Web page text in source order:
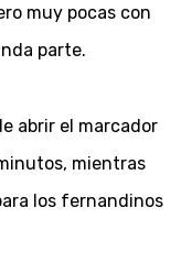
muy pocas con
parte.
abrir el marcador
mientras
los fernandinos